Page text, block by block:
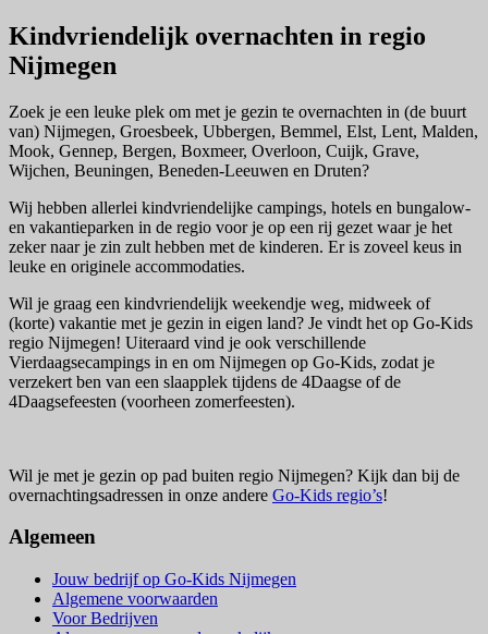
Kindvriendelijk overnachten in regio
Nijmegen
Zoek je een leuke plek om met je gezin te overnachten in (de buurt
van) Nijmegen, Groesbeek, Ubbergen, Bemmel, Elst, Lent, Malden,
Mook, Gennep, Bergen, Boxmeer, Overloon, Cuijk, Grave,
Wijchen, Beuningen, Beneden-Leeuwen en Druten?
Wij hebben allerlei kindvriendelijke campings, hotels en bungalow-
en vakantieparken in de regio voor je op een rij gezet waar je het
zeker naar je zin zult hebben met de kinderen. Er is zoveel keus in
leuke en originele accommodaties.
Wil je graag een kindvriendelijk weekendje weg, midweek of
(korte) vakantie met je gezin in eigen land? Je vindt het op Go-Kids
regio Nijmegen! Uiteraard vind je ook verschillende
Vierdaagsecampings in en om Nijmegen op Go-Kids, zodat je
verzekert ben van een slaapplek tijdens de 4Daagse of de
4Daagsefeesten (voorheen zomerfeesten).
Wil je met je gezin op pad buiten regio Nijmegen? Kijk dan bij de
overnachtingsadressen in onze andere Go-Kids regio’s!
Algemeen
Jouw bedrijf op Go-Kids Nijmegen
Algemene voorwaarden
Voor Bedrijven